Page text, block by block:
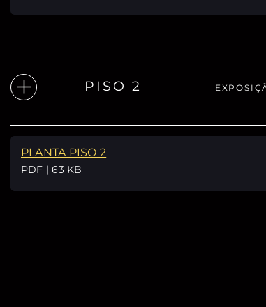
PISO 2
PLANTA PISO 2
PDF | 63 KB